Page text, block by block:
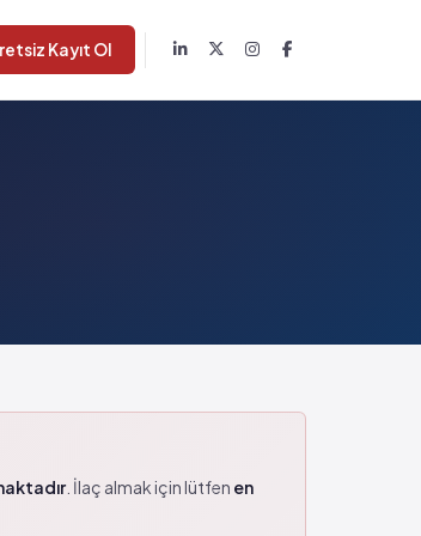
Kayıt Ol
. İlaç almak için lütfen en